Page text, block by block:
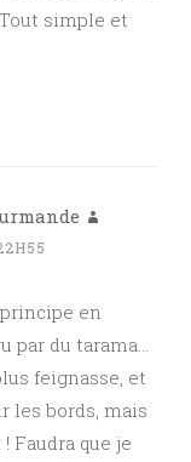
simple et
en
par du tarama…
feignasse, et
les bords, mais
Faudra que je